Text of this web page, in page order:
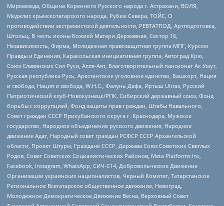
Мирмамеда, Община Коренного Русского народа г. Астрахани, ВОЛЯ,
Меджлис крымскотатарского народа, Рубеж Севера, ТОЙС, О
противодействии экстремистской деятельности, РЕВТАТПОД, Артподготовка,
Штольц, В честь иконы Божией Матери Державная, Сектор 16,
Независимость, Фирма, Молодежная правозащитная группа МПГ, Курсом
Правды и Единения, Каракольская инициативная группа, Автоград Крю,
Союз Славянских Сил Руси, Алля-Аят, Благотворительный пансионат Ак Умут,
Русская республика Русь, Арестантское уголовное единство, Башкорт, Нация
и свобода, Нация и свобода, W.H.С., Фалунь Дафа, Иртыш Ultras, Русский
Патриотический клуб-Новокузнецк/РПК, Сибирский державный союз, Фонд
борьбы с коррупцией, Фонд защиты прав граждан, Штабы Навального,
Совет граждан СССР Прикубанского округа г. Краснодара, Мужское
государство, Народное объединение русского движения, Народное
движение Адат, Народный совет граждан РСФСР СССР Архангельской
области, Проект Штурм, Граждане СССР, Держава Союз Советских Светлых
Родов, Совет Советских Социалистических Районов, Meta Platforms Inc,
Facebook, Instagram, WhatsApp, СИЧ-С14, Добровольческое Движение
Организации украинских националистов, Черный Комитет, Татарстанское
Региональное Всетатарское общественное движение, Невоград,
Молодежное Демократическое Движение Весна, Верховный Совет